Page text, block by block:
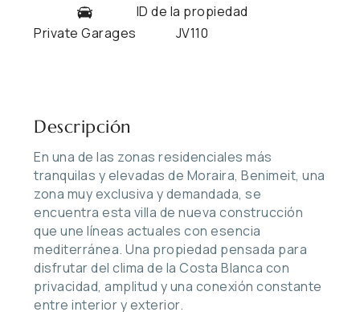
Private Garages
ID de la propiedad
JV110
Descripción
En una de las zonas residenciales más
tranquilas y elevadas de Moraira, Benimeit, una
zona muy exclusiva y demandada, se
encuentra esta villa de nueva construcción
que une líneas actuales con esencia
mediterránea. Una propiedad pensada para
disfrutar del clima de la Costa Blanca con
privacidad, amplitud y una conexión constante
entre interior y exterior.